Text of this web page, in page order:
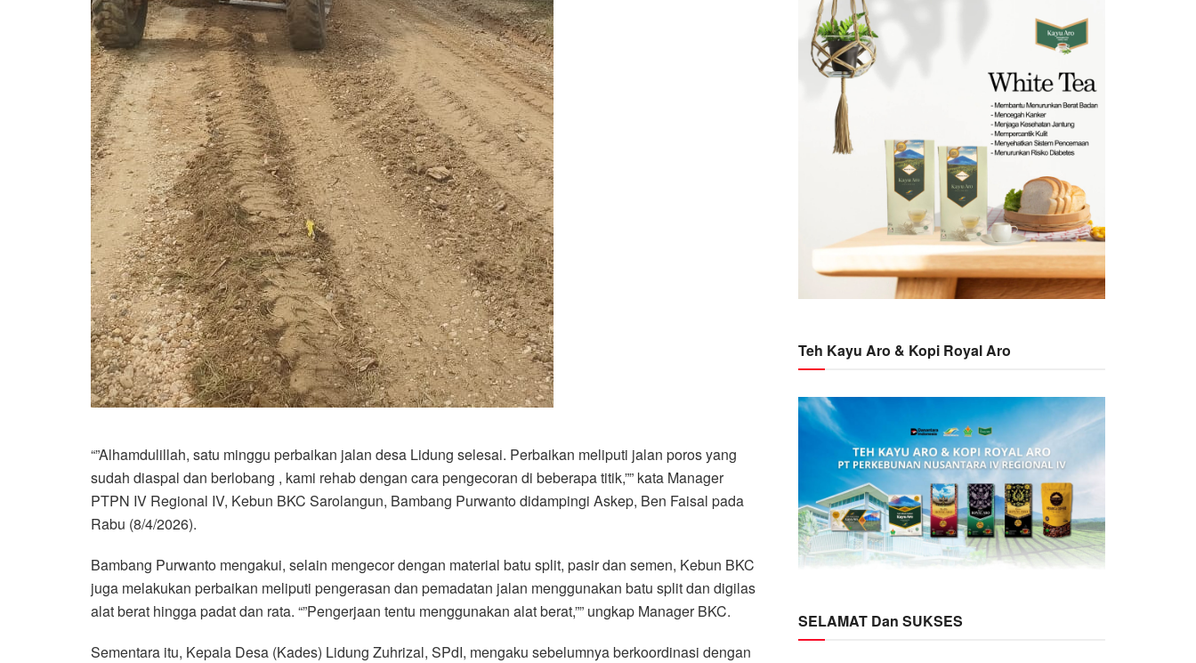
“”Alhamdulillah, satu minggu perbaikan jalan desa Lidung selesai. Perbaikan meliputi jalan poros yang
sudah diaspal dan berlobang , kami rehab dengan cara pengecoran di beberapa titik,”” kata Manager
PTPN IV Regional IV, Kebun BKC Sarolangun, Bambang Purwanto didampingi Askep, Ben Faisal pada
Rabu (8/4/2026).
Bambang Purwanto mengakui, selain mengecor dengan material batu split, pasir dan semen, Kebun BKC
juga melakukan perbaikan meliputi pengerasan dan pemadatan jalan menggunakan batu split dan digilas
alat berat hingga padat dan rata. “”Pengerjaan tentu menggunakan alat berat,”” ungkap Manager BKC.
Sementara itu, Kepala Desa (Kades) Lidung Zuhrizal, SPdI, mengaku sebelumnya berkoordinasi dengan
Teh Kayu Aro & Kopi Royal Aro
SELAMAT Dan SUKSES